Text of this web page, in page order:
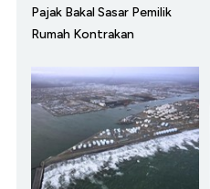
Pajak Bakal Sasar Pemilik
Rumah Kontrakan